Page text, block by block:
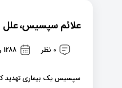
علائم سپسیس، علل
0 نظر 1288 روز پیش
سپسیس یک بیماری تهدید